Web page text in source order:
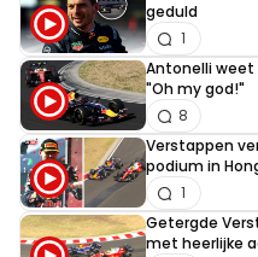
geduld
1
Antonelli
"Oh my god!"
8
Verstappen
podium in
1
Getergde
met heerlijke